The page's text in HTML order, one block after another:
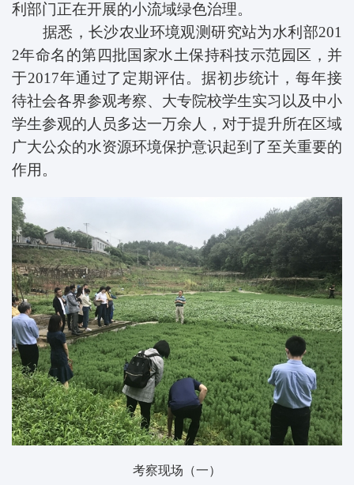
利部门正在开展的小流域绿色治理。
据悉，长沙农业环境观测研究站为水利部201
2年命名的第四批国家水土保持科技示范园区，并
于2017年通过了定期评估。据初步统计，每年接
待社会各界参观考察、大专院校学生实习以及中小
学生参观的人员多达一万余人，对于提升所在区域
广大公众的水资源环境保护意识起到了至关重要的
作用。
考察现场（一）